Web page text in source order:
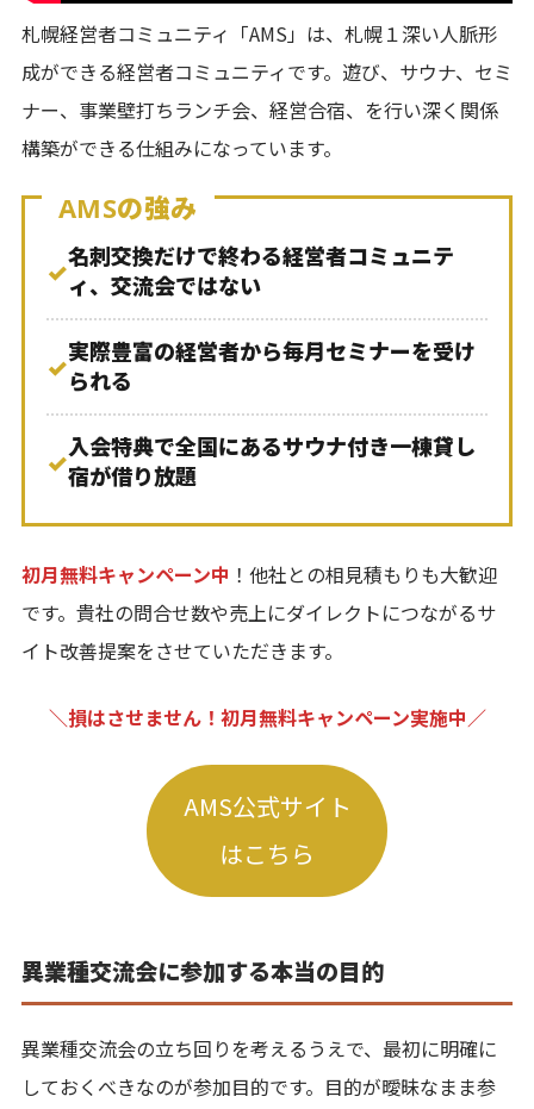
札幌経営者コミュニティ「AMS」は、札幌１深い人脈形
成ができる経営者コミュニティです。遊び、サウナ、セミ
ナー、事業壁打ちランチ会、経営合宿、を行い深く関係
構築ができる仕組みになっています。
AMSの強み
✓名刺交換だけで終わる経営者コミュニテ
ィ、交流会ではない
✓実際豊富の経営者から毎月セミナーを受け
られる
✓入会特典で全国にあるサウナ付き一棟貸し
宿が借り放題
初月無料キャンペーン中 ！他社との相見積もりも大歓迎
です。貴社の問合せ数や売上にダイレクトにつながるサ
イト改善提案をさせていただきます。
＼損はさせません！初月無料キャンペーン実施中／
AMS公式サイト
はこちら
異業種交流会に参加する本当の目的
異業種交流会の立ち回りを考えるうえで、最初に明確に
しておくべきなのが参加目的です。目的が曖昧なまま参